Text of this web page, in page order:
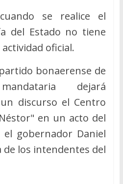
se realice el
del Estado no tiene
oficial.
bonaerense de
dejará
discurso el Centro
en un acto del
gobernador Daniel
de los intendentes del